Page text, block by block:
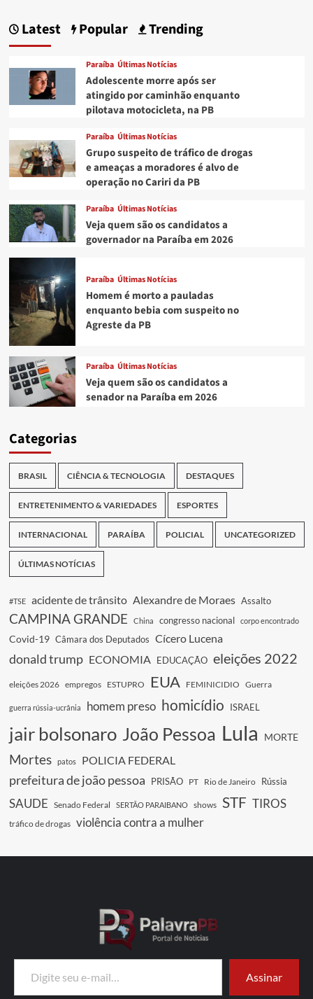
Latest Popular Trending
Paraíba Últimas Notícias
Adolescente morre após ser
atingido por caminhão enquanto
pilotava motocicleta, na PB
Paraíba Últimas Notícias
Grupo suspeito de tráfico de drogas
e ameaças a moradores é alvo de
operação no Cariri da PB
Paraíba Últimas Notícias
Veja quem são os candidatos a
governador na Paraíba em 2026
Paraíba Últimas Notícias
Homem é morto a pauladas
enquanto bebia com suspeito no
Agreste da PB
Paraíba Últimas Notícias
Veja quem são os candidatos a
senador na Paraíba em 2026
Categorias
BRASIL CIÊNCIA & TECNOLOGIA DESTAQUES
ENTRETENIMENTO & VARIEDADES ESPORTES
INTERNACIONAL PARAÍBA POLICIAL UNCATEGORIZED
ÚLTIMAS NOTÍCIAS
#TSE acidente de trânsito Alexandre de Moraes Assalto
CAMPINA GRANDE China congresso nacional corpo encontrado
Covid-19 Câmara dos Deputados Cícero Lucena
donald trump ECONOMIA EDUCAÇÃO eleições 2022
eleições 2026 empregos ESTUPRO EUA FEMINICIDIO Guerra
guerra rússia-ucrânia homem preso homicídio ISRAEL
jair bolsonaro João Pessoa Lula MORTE
Mortes patos POLICIA FEDERAL
prefeitura de joão pessoa PRISÃO PT Rio de Janeiro Rússia
SAUDE Senado Federal SERTÃO PARAIBANO shows STF TIROS
tráfico de drogas violência contra a mulher
Digite seu e-mail…
Assinar